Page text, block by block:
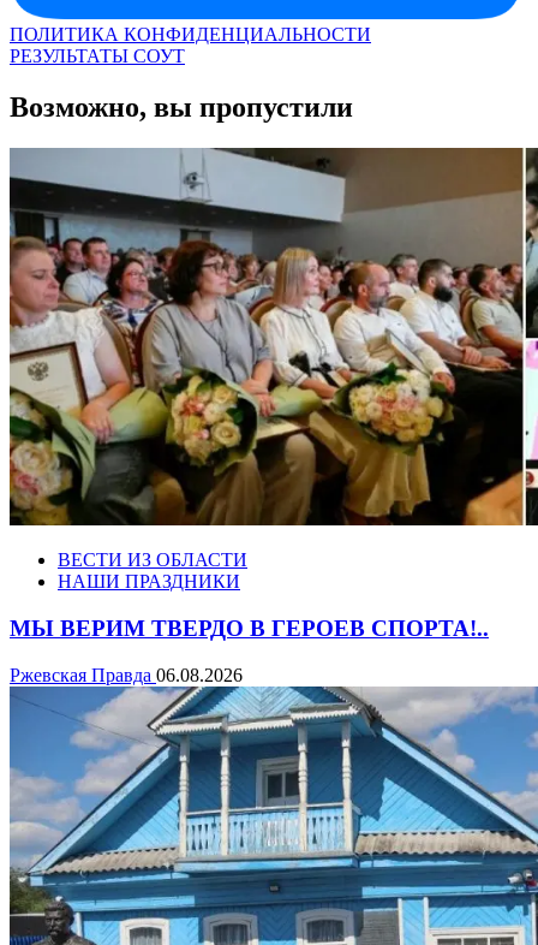
ПОЛИТИКА КОНФИДЕНЦИАЛЬНОСТИ
РЕЗУЛЬТАТЫ СОУТ
Возможно, вы пропустили
ВЕСТИ ИЗ ОБЛАСТИ
НАШИ ПРАЗДНИКИ
МЫ ВЕРИМ ТВЕРДО В ГЕРОЕВ СПОРТА!..
Ржевская Правда 06.08.2026